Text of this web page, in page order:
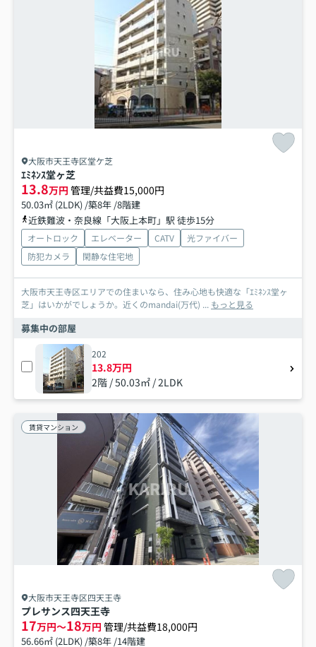
大阪市天王寺区堂ケ芝
ｴﾐﾈﾝｽ堂ヶ芝
13.8万円 管理/共益費15,000円
50.03㎡ (2LDK) /築8年 /8階建
近鉄難波・奈良線「大阪上本町」駅 徒歩15分
オートロック エレベーター CATV
光ファイバー
防犯カメラ
閑静な住宅地
大阪市天王寺区エリアでの住まいなら、住み心地も快適な「ｴﾐﾈﾝｽ堂ヶ
芝」はいかがでしょうか。近くのmandai(万代) ... もっと見る
募集中の部屋
202
13.8万円
2階 / 50.03㎡ / 2LDK
賃貸マンション
大阪市天王寺区四天王寺
プレサンス四天王寺
17万円～18万円 管理/共益費18,000円
56.66㎡ (2LDK) /築8年 /14階建